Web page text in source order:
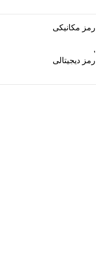
رمز مکانیکی
,
رمز دیجیتالی